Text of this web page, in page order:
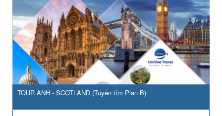
TOUR ANH - SCOTLAND (Tuyến tím Plan B)